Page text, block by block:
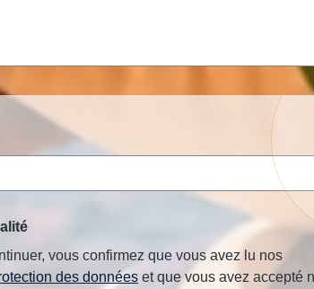
vous confirmez que vous avez lu nos
des données et que vous avez accepté